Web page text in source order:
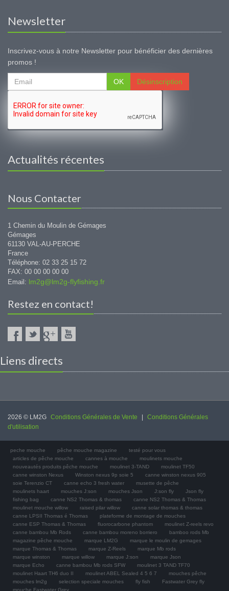
Newsletter
Inscrivez-vous à notre Newsletter pour bénéficier des dernières
promos !
OK Désinscription
Actualités récentes
Nous Contacter
1 Chemin du Moulin de Gémages
Gémages
61130 VAL-AU-PERCHE
France
Téléphone: 02 33 25 15 72
FAX: 00 00 00 00 00
Email: lm2g@lm2g-flyfishing.fr
Restez en contact!
Liens directs
2026 © LM2G Conditions Générales de Vente
Conditions Générales
d'utilisation
peche mouche pêche mouche magazine
testé pour vous
articles de pêche mouche
cannes à mouche
moulinets mouche
nouveautés produits pêche mouche
moulinet 3-TAND
moulinet TF50
canne winston Nexus
Winston nexus 9p soie 5
canne winston nexus 905
soie Terenzio CT
canne echo 3 fresh water
musette de pêche
moulinets haart
mouches J:son mouches Json J:son fly
Json fly
fishing bag
canne NS2 Thomas & thomas
canne NS2 Thomas & Thomas
moulinet mouche willow
raised pilar willow
canne solar thomas & thomas
canne LPSII Thomas é Thomas
plateforme de montage de mouches
canne ESP Thomas & Thomas
fluorocarbone phantom
moulinet Z-reels revo
canne bambou Mb Rods
canne bambou moreno borriero
bamboo rods Mb
magazine pêche mouche
marque LM2G
marque le moulin de gemages
marque Thomas & Thomas
marque Z-Reels
marque Mb rods
marque winston
marque willow marque J:son
marque Json
marque Echo
canne bambou Mb rods SFW
moulinet 3 TAND TF70
moulinet Haart TH6 duo II
moulinet ABEL Sealed 4 5 6 7
mouches pêche
mouches lm2g
selection speciale mouches fly fish
Fastwater Grey fly
mouche Fastwater Grey